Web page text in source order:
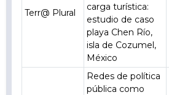
Terr@ Plural
carga turística:
estudio de caso
playa Chen Río,
isla de Cozumel,
México
Redes de política
pública como